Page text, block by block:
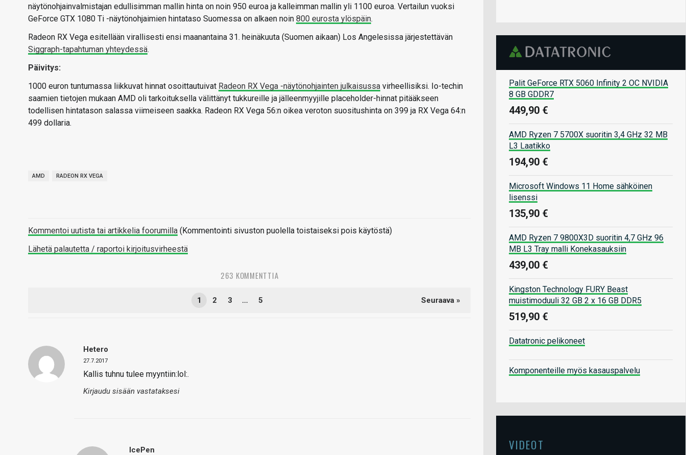
näytönohjainvalmistajan edullisimman mallin hinta on noin 950 euroa ja kalleimman mallin yli 1100 euroa. Vertailun vuoksi
GeForce GTX 1080 Ti -näytönohjaimien hintataso Suomessa on alkaen noin 800 eurosta ylöspäin.
Radeon RX Vega esitellään virallisesti ensi maanantaina 31. heinäkuuta (Suomen aikaan) Los Angelesissa järjestettävän
Siggraph-tapahtuman yhteydessä.
Päivitys:
1000 euron tuntumassa liikkuvat hinnat osoittautuivat Radeon RX Vega -näytönohjainten julkaisussa virheellisiksi. Io-techin
saamien tietojen mukaan AMD oli tarkoituksella välittänyt tukkureille ja jälleenmyyjille placeholder-hinnat pitääkseen
todellisen hintatason salassa viimeiseen saakka. Radeon RX Vega 56:n oikea veroton suositushinta on 399 ja RX Vega 64:n
499 dollaria.
AMD RADEON RX VEGA
Kommentoi uutista tai artikkelia foorumilla (Kommentointi sivuston puolella toistaiseksi pois käytöstä)
Lähetä palautetta / raportoi kirjoitusvirheestä
263 KOMMENTTIA
1 2 3 … 5 Seuraava »
Hetero
27.7.2017
Kallis tuhnu tulee myyntiin:lol:.
Kirjaudu sisään vastataksesi
IcePen
Palit GeForce RTX 5060 Infinity 2 OC NVIDIA
8 GB GDDR7
449,90 €
AMD Ryzen 7 5700X suoritin 3,4 GHz 32 MB
L3 Laatikko
194,90 €
Microsoft Windows 11 Home sähköinen
lisenssi
135,90 €
AMD Ryzen 7 9800X3D suoritin 4,7 GHz 96
MB L3 Tray malli Konekasauksiin
439,00 €
Kingston Technology FURY Beast
muistimoduuli 32 GB 2 x 16 GB DDR5
519,90 €
Datatronic pelikoneet
Komponenteille myös kasauspalvelu
VIDEOT